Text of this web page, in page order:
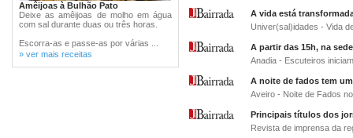
Amêijoas à Bulhão Pato
Deixe as amêijoas de molho em água
com sal durante duas ou três horas.
Escorra-as e passe-as por várias ...
» ver mais receitas
A vida está
Univer(sal)idades - Vida
A partir das 15h, na
Anadia - Escuteiros
A noite de fados tem
Aveiro - Noite de Fados
Principais títulos dos
Revista de imprensa da